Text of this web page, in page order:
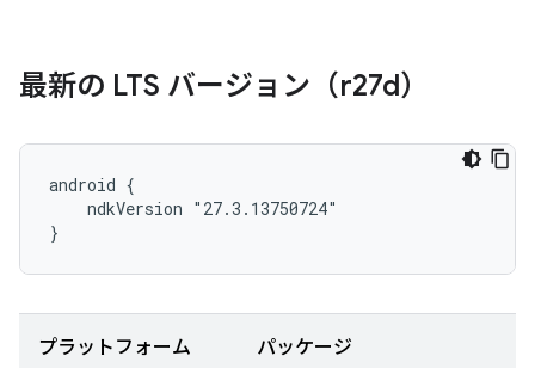
最新の LTS バージョン（r27d）
android {
    ndkVersion "27.3.13750724"
}
プラットフォーム パッケージ